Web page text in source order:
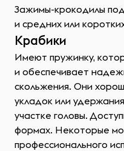
Зажимы-крокодилы
и средних или
Крабики
Имеют пружинку,
и обеспечивает
скольжения. Они
укладок или
участке головы.
формах. Некоторые
профессионального